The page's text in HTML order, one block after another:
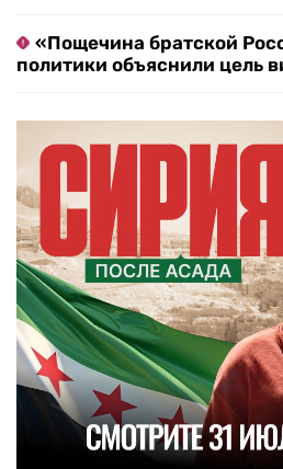
«Пощечина братской
политики объяснили цель